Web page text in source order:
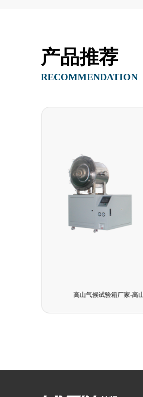
产品推荐
RECOMMENDATION
高山气候试验箱厂家-高